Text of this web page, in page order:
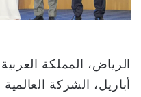
ك
ت
ن
ي
الرياض، المملكة
أباريل، الشركة